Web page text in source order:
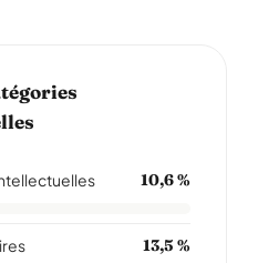
10,6 %
13,5 %